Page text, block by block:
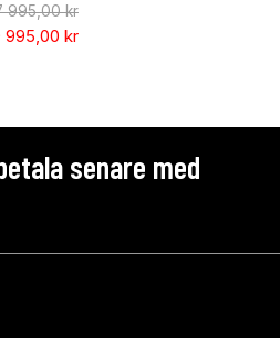
995,00kr
995,00 kr
senare med